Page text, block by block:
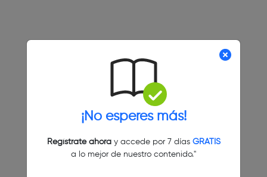
¡No esperes más!
Regístrate ahoray accede por 7 días GRATIS
a lo mejor de nuestro contenido."